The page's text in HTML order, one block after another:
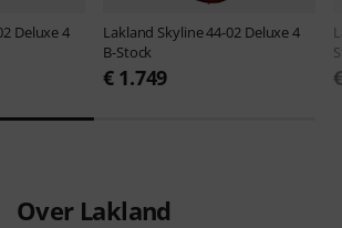
Deluxe 4
Lakland Skyline 44-02 Deluxe 4
B-Stock
€ 1.749
Over Lakland